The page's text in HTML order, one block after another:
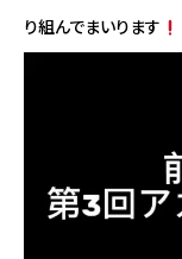
り組んでまいります